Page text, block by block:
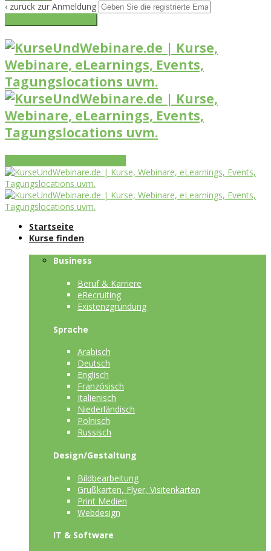
‹ zurück zur Anmeldung
Startseite
Kurse finden
Business
Beruf & Karriere
eRecruiting
Existenzgründung
Sprache
Arabisch
Deutsch
Englisch
Französisch
Italienisch
Niederländisch
Polnisch
Russisch
Design/Gestaltung
Bildbearbeitung
Grußkarten, Flyer, Visitenkarten
Print Medien
Webdesign
IT & Software